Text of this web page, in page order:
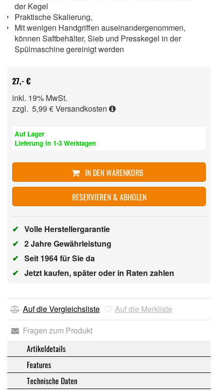
der Kegel
Praktische Skalierung,
Mit wenigen Handgriffen auseinandergenommen,
können Saftbehälter, Sieb und Presskegel in der
Spülmaschine gereinigt werden
27,- €
inkl. 19% MwSt.
zzgl. 5,99 €Versandkosten
Auf Lager
Lieferung in 1-3 Werktagen
IN DEN WARENKORB
RESERVIEREN & ABHOLEN
✔ Volle Herstellergarantie
✔ 2 Jahre Gewährleistung
✔ Seit 1964 für Sie da
✔ Jetzt kaufen, später oder in Raten zahlen
Auf die Vergleichsliste
Auf die Merkliste
Fragen zum Produkt
Artikeldetails
Features
Technische Daten